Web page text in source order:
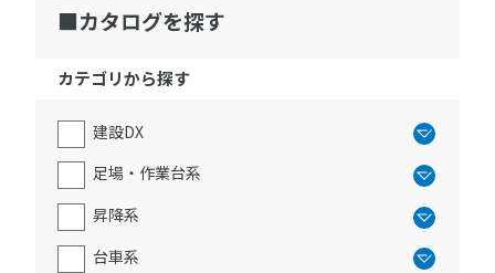
カタログを探す
カテゴリから探す
建設DX
足場・作業台系
昇降系
台車系